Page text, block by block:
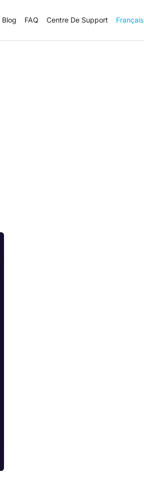
Blog FAQ Centre De Support Français